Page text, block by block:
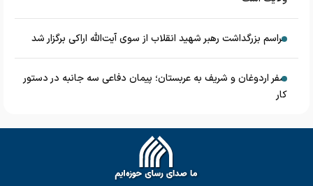
مراسم بزرگداشت رهبر شهید انقلاب از سوی آیت‌الله اراکی برگزار شد
سفر اردوغان و شریف به عربستان؛ پیمان دفاعی سه جانبه در دستور
کار